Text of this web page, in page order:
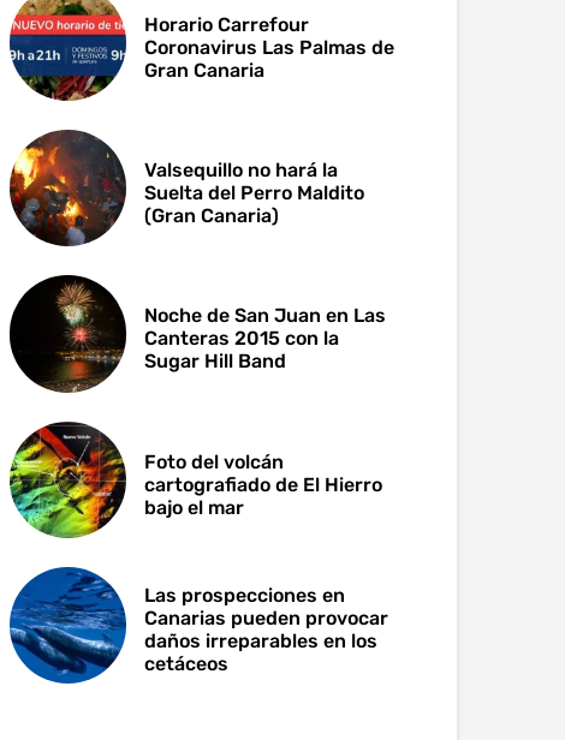
Horario Carrefour
Coronavirus Las Palmas de
Gran Canaria
Valsequillo no hará la
Suelta del Perro Maldito
(Gran Canaria)
Noche de San Juan en Las
Canteras 2015 con la
Sugar Hill Band
Foto del volcán
cartografiado de El Hierro
bajo el mar
Las prospecciones en
Canarias pueden provocar
daños irreparables en los
cetáceos